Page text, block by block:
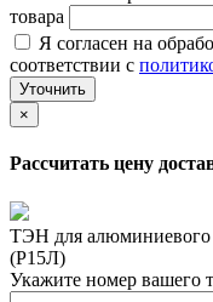
товара
Я согласен на
соответствии с
Уточнить
×
Рассчитать цену
ТЭН для алюминиевого
(Р15Л)
Укажите номер вашего